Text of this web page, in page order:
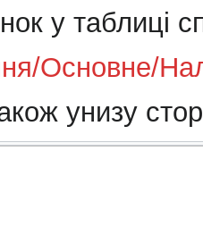
у таблиці
Основне/
унизу